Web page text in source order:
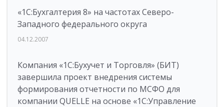
«1С:Бухгалтерия 8» на частотах Северо-
Западного федерального округа
04.12.2007
Компания «1С:Бухучет и Торговля» (БИТ)
завершила проект внедрения системы
формирования отчетности по МСФО для
компании QUELLE на основе «1С:Управление